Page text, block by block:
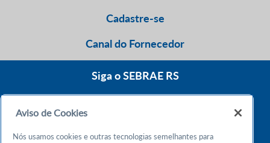
Cadastre-se
Canal do Fornecedor
Siga o SEBRAE RS
Aviso de Cookies
Nós usamos cookies e outras tecnologias semelhantes para